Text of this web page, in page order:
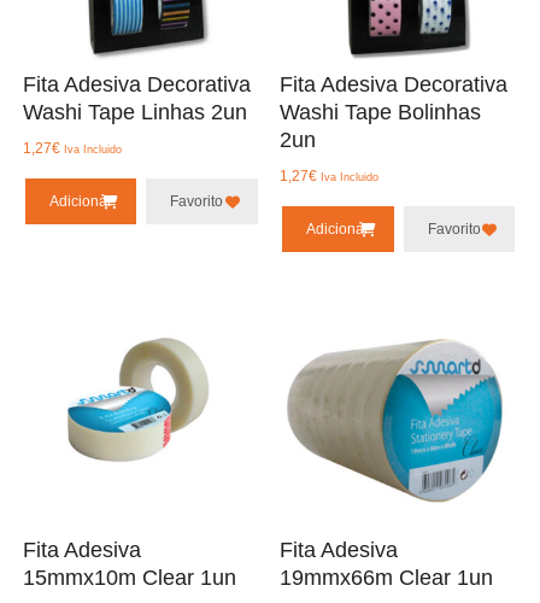
Fita Adesiva Decorativa
Washi Tape Linhas 2un
1,27€ Iva Incluido
Adicionar Favorito
Fita Adesiva Decorativa
Washi Tape Bolinhas
2un
1,27€ Iva Incluido
Adicionar Favorito
Fita Adesiva
15mmx10m Clear 1un
Fita Adesiva
19mmx66m Clear 1un